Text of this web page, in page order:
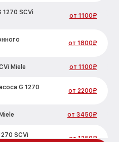
1270 SCVi
от 1100₽
от 1800₽
Miele от 1100₽
G 1270
от 2200₽
от 3450₽
SCVi
от 1250₽